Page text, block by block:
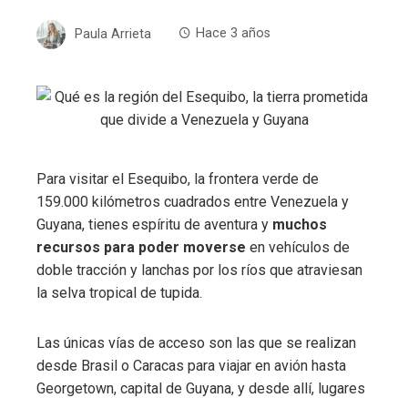
Paula Arrieta Hace 3 años
Para visitar el Esequibo, la frontera verde de
159.000 kilómetros cuadrados entre Venezuela y
Guyana, tienes espíritu de aventura y muchos
recursos para poder moverse en vehículos de
doble tracción y lanchas por los ríos que atraviesan
la selva tropical de tupida.
Las únicas vías de acceso son las que se realizan
desde Brasil o Caracas para viajar en avión hasta
Georgetown, capital de Guyana, y desde allí, lugares